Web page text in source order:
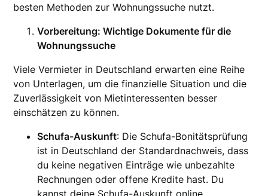
besten Methoden zur Wohnungssuche nutzt.
Vorbereitung: Wichtige Dokumente für die
Wohnungssuche
Viele Vermieter in Deutschland erwarten eine Reihe
von Unterlagen, um die finanzielle Situation und die
Zuverlässigkeit von Mietinteressenten besser
einschätzen zu können.
Schufa-Auskunft: Die Schufa-Bonitätsprüfung
ist in Deutschland der Standardnachweis, dass
du keine negativen Einträge wie unbezahlte
Rechnungen oder offene Kredite hast. Du